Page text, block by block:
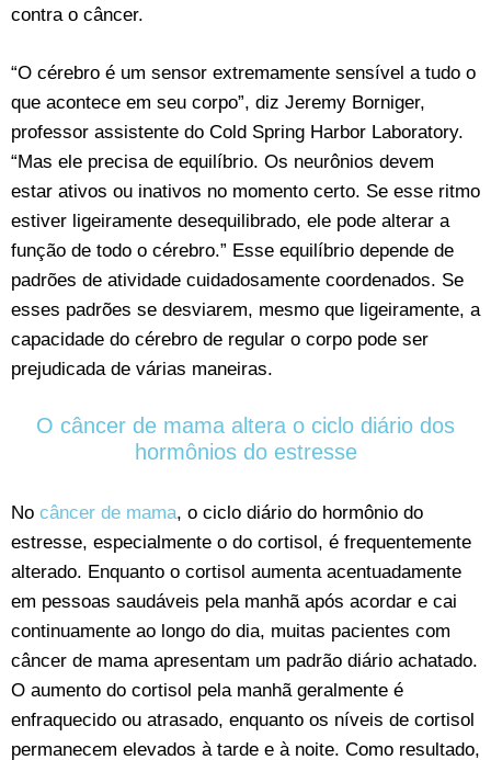
contra o câncer.
“O cérebro é um sensor extremamente sensível a tudo o
que acontece em seu corpo”, diz Jeremy Borniger,
professor assistente do Cold Spring Harbor Laboratory.
“Mas ele precisa de equilíbrio. Os neurônios devem
estar ativos ou inativos no momento certo. Se esse ritmo
estiver ligeiramente desequilibrado, ele pode alterar a
função de todo o cérebro.” Esse equilíbrio depende de
padrões de atividade cuidadosamente coordenados. Se
esses padrões se desviarem, mesmo que ligeiramente, a
capacidade do cérebro de regular o corpo pode ser
prejudicada de várias maneiras.
O câncer de mama altera o ciclo diário dos
hormônios do estresse
No câncer de mama, o ciclo diário do hormônio do
estresse, especialmente o do cortisol, é frequentemente
alterado. Enquanto o cortisol aumenta acentuadamente
em pessoas saudáveis pela manhã após acordar e cai
continuamente ao longo do dia, muitas pacientes com
câncer de mama apresentam um padrão diário achatado.
O aumento do cortisol pela manhã geralmente é
enfraquecido ou atrasado, enquanto os níveis de cortisol
permanecem elevados à tarde e à noite. Como resultado,